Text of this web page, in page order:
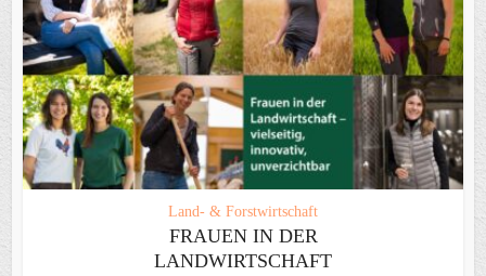
Land- & Forstwirtschaft
FRAUEN IN DER
LANDWIRTSCHAFT